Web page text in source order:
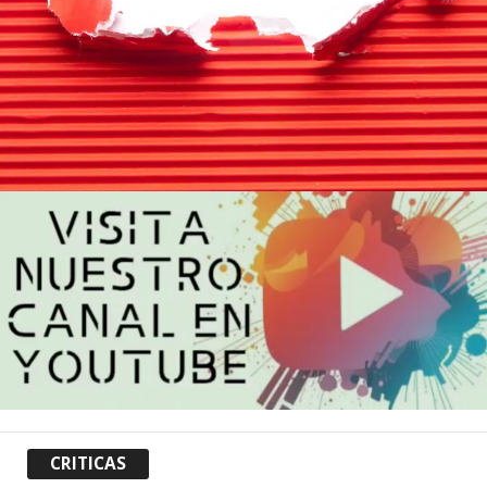
CRITICAS